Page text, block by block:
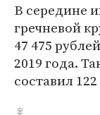
В середине
гречневой
47 475
2019 года.
составил